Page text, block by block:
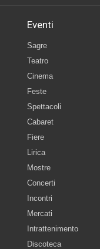
Eventi
Sagre
Teatro
Cinema
Feste
Spettacoli
Cabaret
Fiere
Lirica
Mostre
Concerti
Incontri
Mercati
Intrattenimento
Discoteca